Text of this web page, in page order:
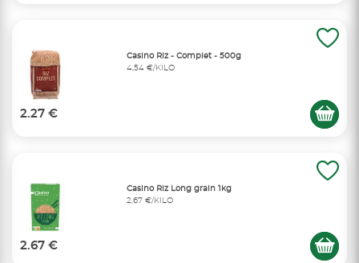
Casino Riz - Complet - 500g
4,54 €/KILO
2.27 €
Casino Riz Long grain 1kg
2,67 €/KILO
2.67 €